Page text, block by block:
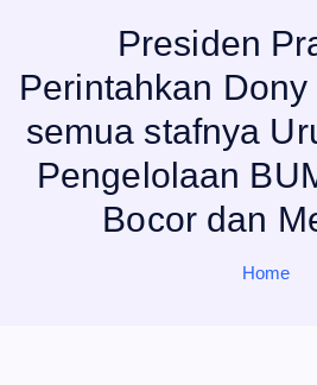
Presiden
Perintahkan
semua stafnya
Pengelolaan
Bocor dan
Home